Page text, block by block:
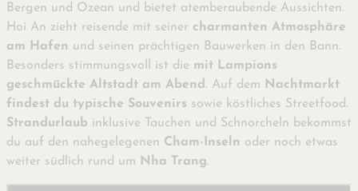
Bergen und Ozean und bietet atemberaubende Aussichten.
Hoi An zieht reisende mit seiner charmanten Atmosphäre
am Hafen und seinen prächtigen Bauwerken in den Bann.
Besonders stimmungsvoll ist die mit Lampions
geschmückte Altstadt am Abend . Auf dem
Nachtmarkt
findest du typische Souvenirs sowie köstliches Streetfood.
Strandurlaub inklusive Tauchen und Schnorcheln bekommst
du auf den nahegelegenen Cham-Inseln oder noch etwas
weiter südlich rund um
Nha Trang.